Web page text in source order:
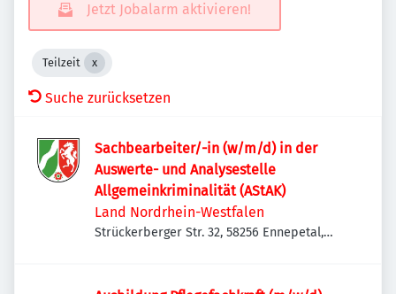
Jetzt Jobalarm aktivieren!
Teilzeit
Suche zurücksetzen
Sachbearbeiter/-in (w/m/d) in der
Auswerte- und Analysestelle
Allgemeinkriminalität (AStAK)
Land Nordrhein-Westfalen
Strückerberger Str. 32, 58256 Ennepetal,